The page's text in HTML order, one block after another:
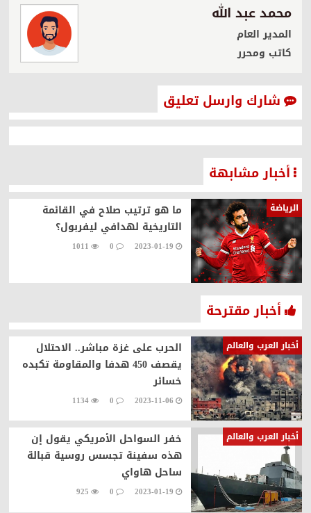
محمد عبد الله
المدير العام
كاتب ومحرر
شارك وارسل تعليق
أخبار مشابهة
الرياضة
ما هو ترتيب صلاح في القائمة
التاريخية لهدافي ليفربول؟
2023-01-19
0
1011
أخبار مقترحة
أخبار العرب والعالم
الحرب على غزة مباشر.. الاحتلال
يقصف 450 هدفا والمقاومة تكبده
خسائر
2023-11-06
0
1134
أخبار العرب والعالم
خفر السواحل الأمريكي يقول إن
هذه سفينة تجسس روسية قبالة
ساحل هاواي
2023-01-19
0
925